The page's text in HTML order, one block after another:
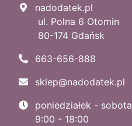
nadodatek.pl
ul. Polna 6 Otomin
80-174 Gdańsk
663-656-888
sklep@nadodatek.pl
poniedziałek - sobota
9:00 - 18:00